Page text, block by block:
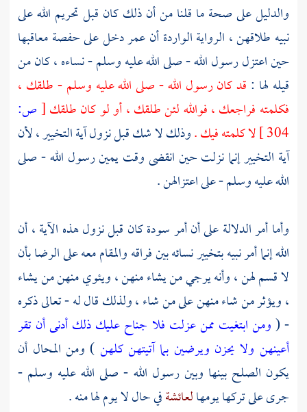
والدليل على صحة ما قلنا من أن ذلك كان قبل تحريم الله على
نبيه طلاقهن ، الرواية الواردة أنعمردخل علىحفصةمعاقبها
حين اعتزل رسول الله - صلى الله عليه وسلم - نساءه ، كان من
قيله لها : قد كان رسول الله - صلى الله عليه وسلم - طلقك ،
فكلمته فراجعك ، فوالله لئن طلقك ، أو لو كان طلقك[ص:
304 ] لا كلمته فيك .وذلك لا شك قبل نزول آية التخيير ، لأن
آية التخيير إنما نزلت حين انقضى وقت يمين رسول الله - صلى
الله عليه وسلم - على اعتزالهن .
وأما أمر الدلالة على أن أمرسودةكان قبل نزول هذه الآية ، أن
الله إنما أمر نبيه بتخيير نسائه بين فراقه والمقام معه على الرضا بأن
لا قسم لهن ، وأنه يرجي من يشاء منهن ، ويئوي منهن من يشاء
، ويؤثر من شاء منهن على من شاء ، ولذلك قال له - تعالى ذكره
- (ومن ابتغيت ممن عزلت فلا جناح عليك ذلك أدنى أن تقر
أعينهن ولا يحزن ويرضين بما آتيتهن كلهن ) ومن المحال أن
يكون الصلح بينها وبين رسول الله - صلى الله عليه وسلم -
جرى على تركها يومهالعائشةفي حال لا يوم لها منه .